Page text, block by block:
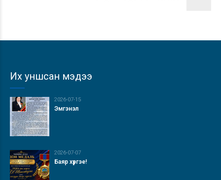
Их уншсан мэдээ
2026-07-15
Эмгэнэл
2026-07-07
Баяр хүргэе!